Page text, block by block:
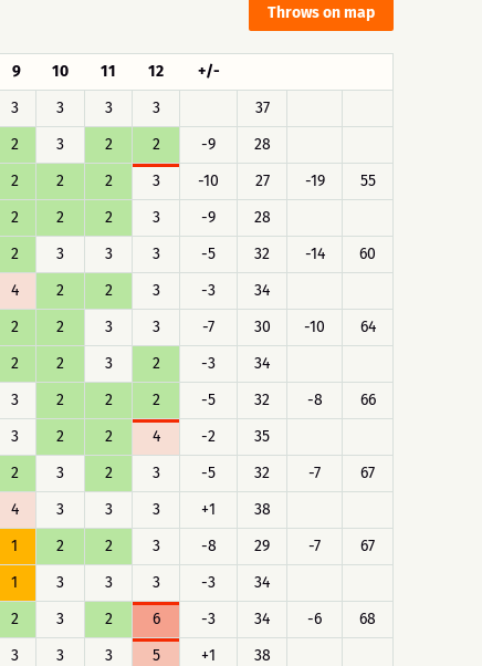
Throws on map
9 10 11 12
+/-
3 3 3 3
37
2 3 2 2 -9
28
2 2 2 3 -10 27 -19
55
2 2 2 3 -9
28
2 3 3 3 -5 32 -14
60
4 2 2 3 -3
34
2 2 3 3 -7 30 -10
64
2 2 3 2 -3
34
3 2 2 2 -5 32 -8
66
3 2 2 4 -2
35
2 3 2 3 -5 32 -7
67
4 3 3 3 +1
38
1 2 2 3 -8 29 -7
67
1 3 3 3 -3
34
2 3 2 6 -3 34 -6
68
3 3 3 5 +1
38